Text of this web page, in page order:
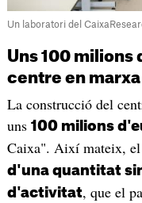
Un laboratori del
Uns 100 milions
centre en marxa
La construcció del
uns 100 milions
Caixa". Així mateix,
d'una quantitat
d'activitat, que el